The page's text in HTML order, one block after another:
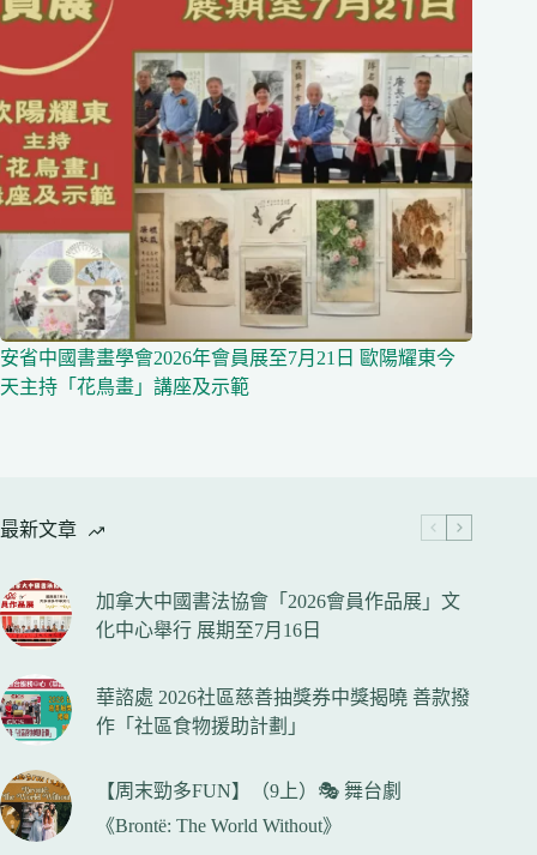
安省中國書畫學會2026年會員展至7月21日 歐陽耀東今
天主持「花鳥畫」講座及示範
最新文章
加拿大中國書法協會「2026會員作品展」文
化中心舉行 展期至7月16日
華諮處 2026社區慈善抽獎券中獎揭曉 善款撥
作「社區食物援助計劃」
【周末勁多FUN】（9上）🎭 舞台劇
《Brontë: The World Without》